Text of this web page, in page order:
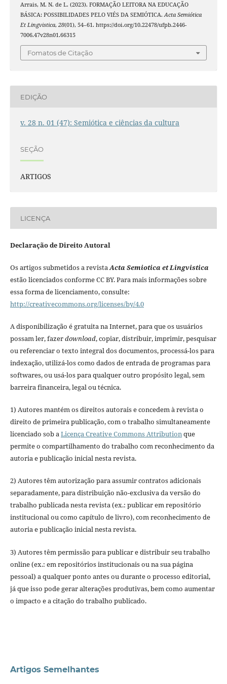
Arrais, M. N. de L. (2023). FORMAÇÃO LEITORA NA EDUCAÇÃO
BÁSICA: POSSIBILIDADES PELO VIÉS DA SEMIÓTICA.Acta Semiótica
Et Lingvistica, 28(01), 54–61. https://doi.org/10.22478/ufpb.2446-
7006.47v28n01.66315
Fomatos de Citação
EDIÇÃO
v. 28 n. 01 (47): Semiótica e ciências da cultura
SEÇÃO
ARTIGOS
LICENÇA
Declaração de Direito Autoral
Os artigos submetidos a revistaActa Semiotica et Lingvistica
estão licenciados conforme CC BY. Para mais informações sobre
essa forma de licenciamento, consulte:
http://creativecommons.org/licenses/by/4.0
A disponibilização é gratuita na Internet, para que os usuários
possam ler, fazerdownload, copiar, distribuir, imprimir, pesquisar
ou referenciar o texto integral dos documentos, processá-los para
indexação, utilizá-los como dados de entrada de programas para
softwares, ou usá-los para qualquer outro propósito legal, sem
barreira financeira, legal ou técnica.
1) Autores mantém os direitos autorais e concedem à revista o
direito de primeira publicação, com o trabalho simultaneamente
licenciado sob aLicença Creative Commons Attributionque
permite o compartilhamento do trabalho com reconhecimento da
autoria e publicação inicial nesta revista.
2) Autores têm autorização para assumir contratos adicionais
separadamente, para distribuição não-exclusiva da versão do
trabalho publicada nesta revista (ex.: publicar em repositório
institucional ou como capítulo de livro), com reconhecimento de
autoria e publicação inicial nesta revista.
3) Autores têm permissão para publicar e distribuir seu trabalho
online (ex.: em repositórios institucionais ou na sua página
pessoal) a qualquer ponto antes ou durante o processo editorial,
já que isso pode gerar alterações produtivas, bem como aumentar
o impacto e a citação do trabalho publicado.
Artigos Semelhantes